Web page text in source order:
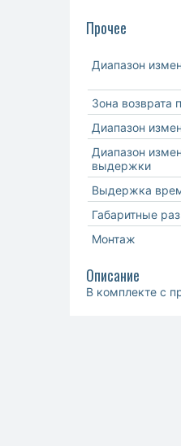
Прочее
Диапазон
Зона возврата
Диапазон
Диапазон
выдержки
Выдержка
Габаритные
Монтаж
Описание
В комплекте с